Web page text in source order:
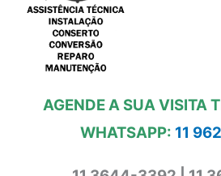
AGENDE A SUA VISITA
WHATSAPP: 11